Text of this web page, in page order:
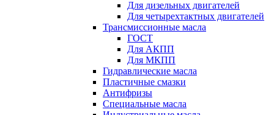
Для дизельных двигателей
Для четырехтактных двигателей
Трансмиссионные масла
ГОСТ
Для АКПП
Для МКПП
Гидравлические масла
Пластичные смазки
Антифризы
Специальные масла